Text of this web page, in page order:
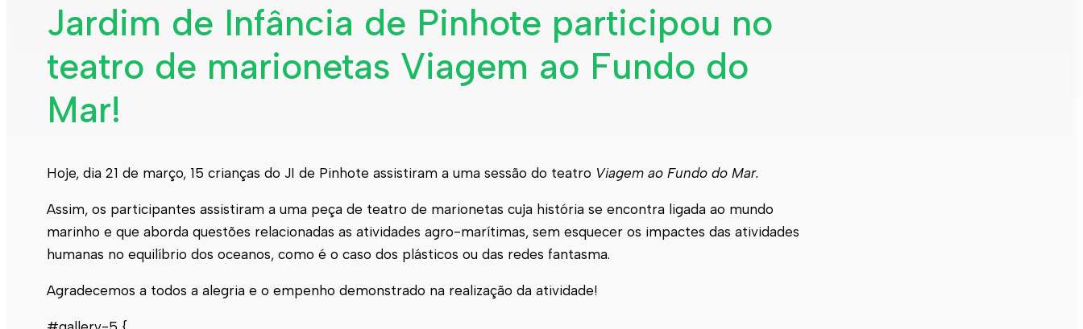
Jardim de Infância de Pinhote participou no
teatro de marionetas Viagem ao Fundo do
Mar!
Hoje, dia 21 de março, 15 crianças do JI de Pinhote assistiram a uma sessão do teatro Viagem ao Fundo do Mar.
Assim, os participantes assistiram a uma peça de teatro de marionetas cuja história se encontra ligada ao mundo
marinho e que aborda questões relacionadas as atividades agro-marítimas, sem esquecer os impactes das atividades
humanas no equilíbrio dos oceanos, como é o caso dos plásticos ou das redes fantasma.
Agradecemos a todos a alegria e o empenho demonstrado na realização da atividade!